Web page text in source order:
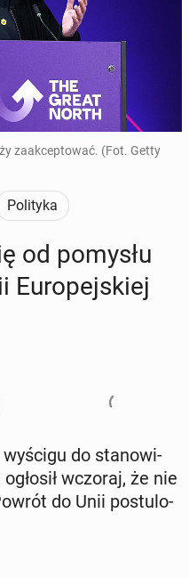
zaakceptować. (Fot. Getty
Polityka
od pomysłu
Eu­ro­pej­skiej
wyścigu do sta­no­wi­
wczoraj, że nie
do Unii po­stu­lo­